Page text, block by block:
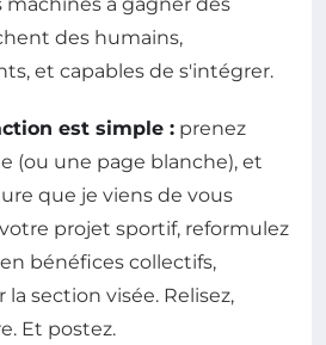
des humains,
et capables de s'intégrer.
est simple : prenez
(ou une page blanche), et
que je viens de vous
projet sportif, reformulez
bénéfices collectifs,
section visée. Relisez,
Et postez.